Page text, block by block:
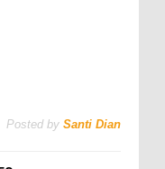
Posted by Santi Dian